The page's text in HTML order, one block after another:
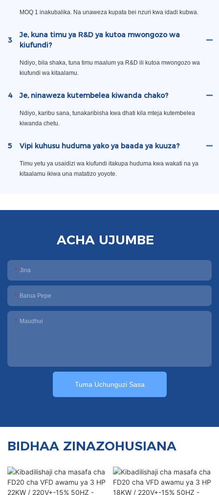
MOQ 1 inakubalika. Na unaweza kupata bei nzuri kwa idadi kubwa.
3
Je, kuna timu ya R&D ya kutoa mwongozo wa
kiufundi?
Ndiyo, bila shaka, tuna timu maalum ya R&D ili kutoa mwongozo wa
kiufundi wa kitaalamu.
4 Je, ninaweza kutembelea kiwanda chako?
Ndiyo, karibu sana, tunakaribisha kwa dhati kila mteja kutembelea
kiwanda chetu.
5 Vipi kuhusu huduma yako ya baada ya kuuza?
Timu yetu ya usaidizi wa kiufundi itakupa huduma kwa wakati na ya
kitaalamu ikiwa una matatizo yoyote.
ACHA UJUMBE
Jina
Barua Pepe
Maudhui
Tuma Uchunguzi Sasa
BIDHAA ZINAZOHUSIANA